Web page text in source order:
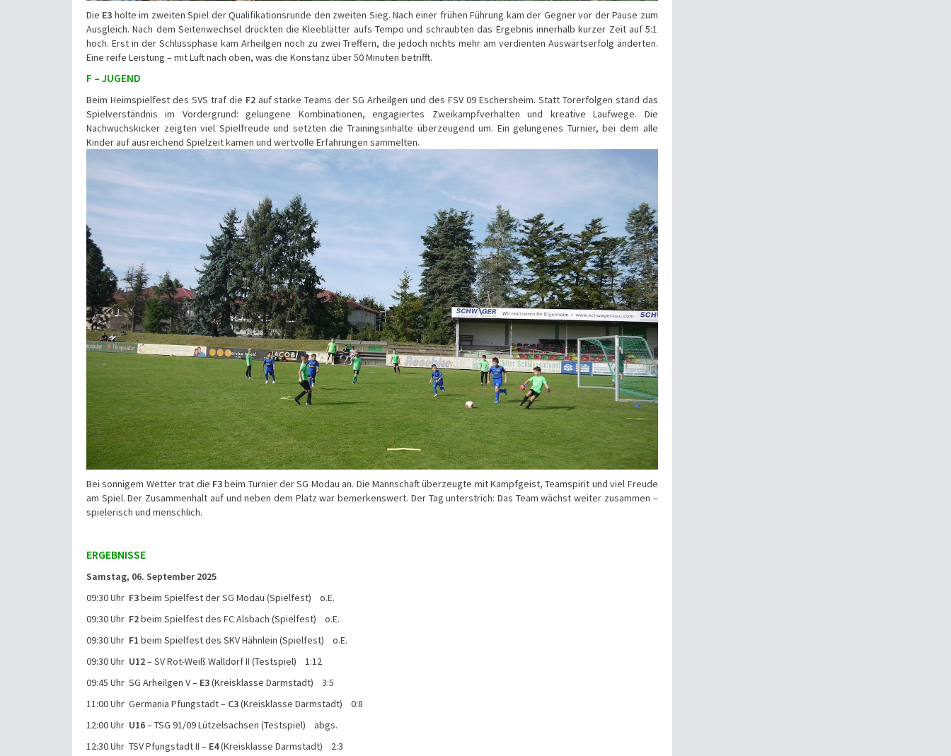
Die E3 holte im zweiten Spiel der Qualifikationsrunde den zweiten Sieg. Nach einer frühen Führung kam der Gegner vor der Pause zum
Ausgleich. Nach dem Seitenwechsel drückten die Kleeblätter aufs Tempo und schraubten das Ergebnis innerhalb kurzer Zeit auf 5:1
hoch. Erst in der Schlussphase kam Arheilgen noch zu zwei Treffern, die jedoch nichts mehr am verdienten Auswärtserfolg änderten.
Eine reife Leistung – mit Luft nach oben, was die Konstanz über 50 Minuten betrifft.
F – JUGEND
Beim Heimspielfest des SVS traf die F2auf starke Teams der SG Arheilgen und des FSV 09 Eschersheim. Statt Torerfolgen stand das
Spielverständnis im Vordergrund: gelungene Kombinationen, engagiertes Zweikampfverhalten und kreative Laufwege. Die
Nachwuchskicker zeigten viel Spielfreude und setzten die Trainingsinhalte überzeugend um. Ein gelungenes Turnier, bei dem alle
Kinder auf ausreichend Spielzeit kamen und wertvolle Erfahrungen sammelten.
Bei sonnigem Wetter trat die F3beim Turnier der SG Modau an. Die Mannschaft überzeugte mit Kampfgeist, Teamspirit und viel Freude
am Spiel. Der Zusammenhalt auf und neben dem Platz war bemerkenswert. Der Tag unterstrich: Das Team wächst weiter zusammen –
spielerisch und menschlich.
ERGEBNISSE
Samstag, 06. September 2025
09:30 Uhr F3beim Spielfest der SG Modau (Spielfest) o.E.
09:30 Uhr F2beim Spielfest des FC Alsbach (Spielfest) o.E.
09:30 Uhr F1 beim Spielfest des SKV Hähnlein (Spielfest) o.E.
09:30 Uhr U12– SV Rot-Weiß Walldorf II (Testspiel) 1:12
09:45 Uhr SG Arheilgen V – E3(Kreisklasse Darmstadt) 3:5
11:00 Uhr Germania Pfungstadt – C3(Kreisklasse Darmstadt) 0:8
12:00 Uhr U16– TSG 91/09 Lützelsachsen (Testspiel) abgs.
12:30 Uhr TSV Pfungstadt II – E4(Kreisklasse Darmstadt) 2:3